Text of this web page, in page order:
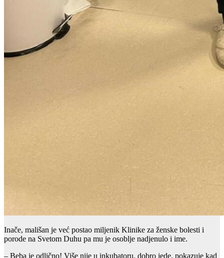
Inače, mališan je već postao miljenik Klinike za ženske bolesti i
porode na Svetom Duhu pa mu je osoblje nadjenulo i ime.
– Beba je odlično! Više nije u inkubatoru, dobro jede, pokazuje kad